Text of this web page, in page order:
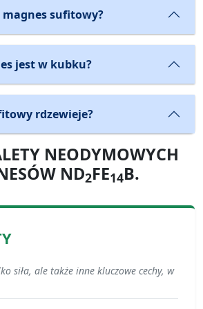
sufitowy?
jest w kubku?
rdzewieje?
NEODYMOWYCH
ND2FE14B.
siła, ale także inne kluczowe cechy, w